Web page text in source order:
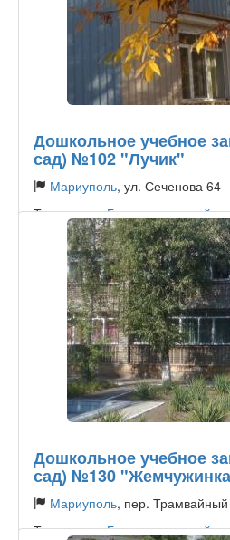
Дошкольное учебное
сад) №102 "Лучик"
Мариуполь, ул. Сеченова 64
Тип садика:Государственный
Дошкольное учебное
сад) №130
Мариуполь, пер.
Тип садика:Государственный